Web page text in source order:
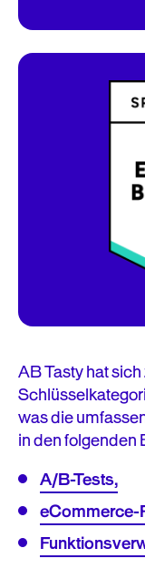
Dieses
es ihren
AB Tasty hat
was die
in den folgenden
A/B-Tests,
eCommerce-